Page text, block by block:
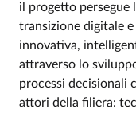
il progetto persegue
transizione digitale
innovativa,
attraverso lo
processi decisionali
attori della filiera: